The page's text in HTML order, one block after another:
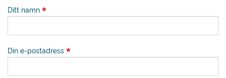
Ditt namn
Din e-postadress